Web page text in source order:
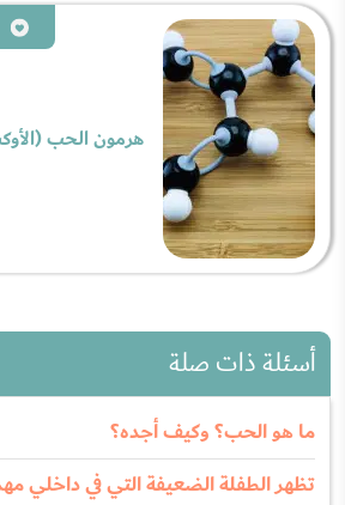
هرمون الحب
أسئلة ذات صلة
ما هو الحب؟ وكيف أجده؟
تظهر الطفلة الضعيفة التي في داخلي